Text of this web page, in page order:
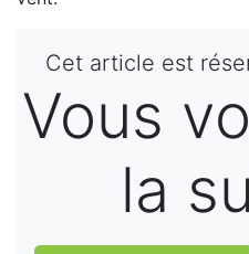
Cet article est
Vous
la